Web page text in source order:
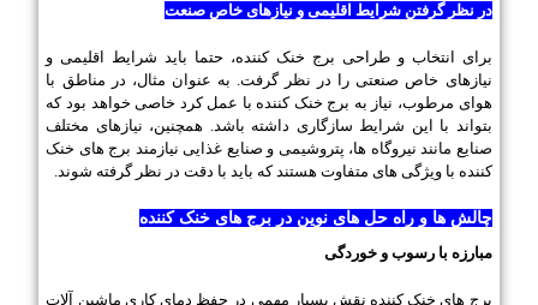
در نظر گرفتن شرایط اقلیمی و نیازهای خاص صنعت
برای انتخاب و طراحی برج خنک کننده، حتما باید شرایط اقلیمی و
نیازهای خاص صنعتی را در نظر گرفت. به عنوان مثال، در مناطق با
هوای مرطوب، نیاز به برج خنک کننده با عمل کرد خاصی خواهد بود که
بتواند با این شرایط سازگاری داشته باشد. همچنین، نیازهای مختلف
صنایع مانند نیروگاه ها، پتروشیمی و صنایع غذایی نیازمند برج های خنک
کننده با ویژگی های متفاوت هستند که باید با دقت در نظر گرفته شوند.
چالش ها و راه حل های نوین در برج های خنک کننده
مبارزه با رسوب و خوردگی
برج های خنک کننده نقش بسیار مهمی در حفظ دمای کاری ماشین آلات